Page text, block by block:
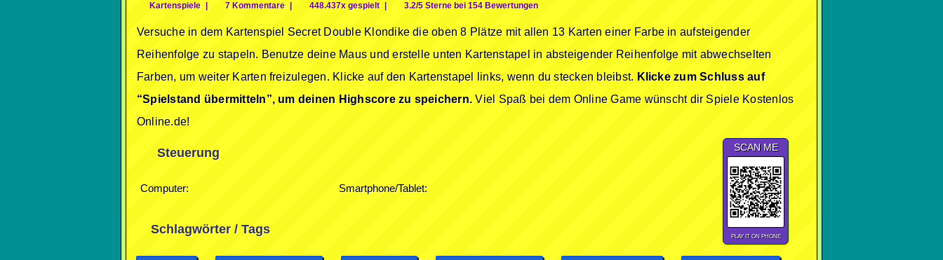
Kartenspiele | 7 Kommentare | 448.437x gespielt | 3.2/5 Sterne bei 154 Bewertungen
Versuche in dem Kartenspiel Secret Double Klondike die oben 8 Plätze mit allen 13 Karten einer Farbe in aufsteigender
Reihenfolge zu stapeln. Benutze deine Maus und erstelle unten Kartenstapel in absteigender Reihenfolge mit abwechselten
Farben, um weiter Karten freizulegen. Klicke auf den Kartenstapel links, wenn du stecken bleibst. Klicke zum Schluss auf
“Spielstand übermitteln”, um deinen Highscore zu speichern.Viel Spaß bei dem Online Game wünscht dir Spiele Kostenlos
Online.de!
Steuerung
Computer: Smartphone/Tablet:
SCAN ME
PLAY IT ON PHONE
Schlagwörter / Tags